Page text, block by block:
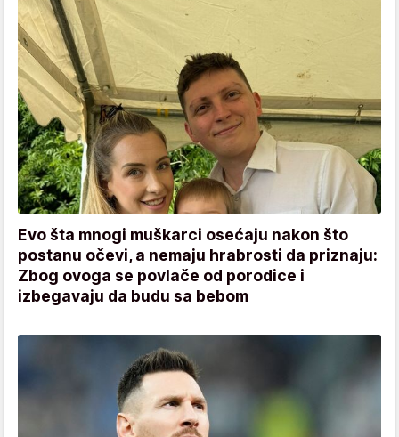
Evo šta mnogi muškarci osećaju nakon što
postanu očevi, a nemaju hrabrosti da priznaju:
Zbog ovoga se povlače od porodice i
izbegavaju da budu sa bebom